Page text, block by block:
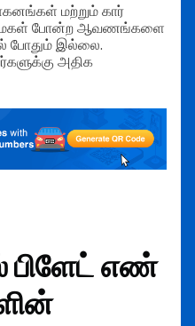
மற்றும் கார்
போன்ற ஆவணங்களை
போதும் இல்லை.
அதிக
பிளேட் எண்